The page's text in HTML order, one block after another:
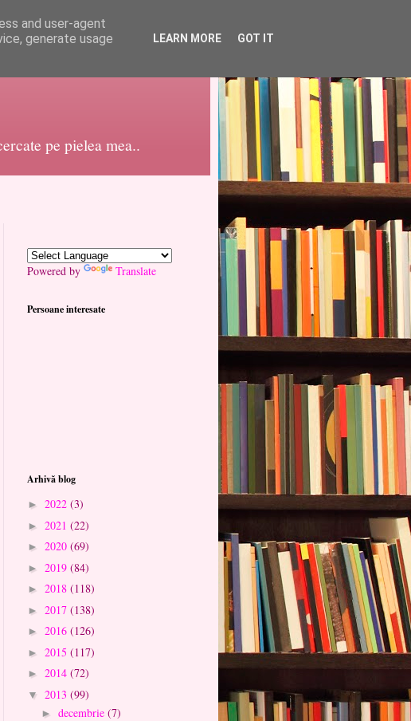
pe pielea mea..
Powered by Translate
Persoane interesate
Arhivă blog
► 2022 (3)
► 2021 (22)
► 2020 (69)
► 2019 (84)
► 2018 (118)
► 2017 (138)
► 2016 (126)
► 2015 (117)
► 2014 (72)
▼ 2013 (99)
► decembrie (7)
and user-agent
generate usage
LEARN MORE GOT IT